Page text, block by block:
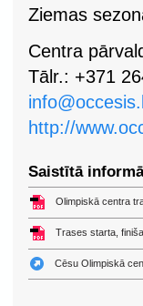
Ziemas
Centra
Tālr.: +371
http://
Saistītā
Olimpiskā centra
Trases starta,
Cēsu Olimpiskā